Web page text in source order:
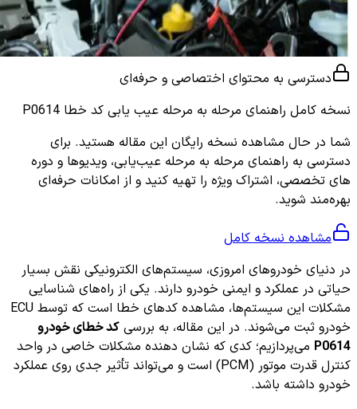
دسترسی به محتوای اختصاصی و حرفه‌ای
نسخه کامل راهنمای مرحله به مرحله عیب یابی کد خطا P0614
شما در حال مشاهده نسخه رایگان این مقاله هستید. برای
دسترسی به راهنمای مرحله به مرحله عیب‌یابی، ویدیوها و دوره
های تخصصی، اشتراک ویژه را تهیه کنید و از امکانات حرفه‌ای
بهره‌مند شوید.
مشاهده نسخه کامل
در دنیای خودروهای امروزی، سیستم‌های الکترونیکی نقش بسیار
حیاتی در عملکرد و ایمنی خودرو دارند. یکی از راه‌های شناسایی
مشکلات این سیستم‌ها، مشاهده کدهای خطا است که توسط ECU
خودرو ثبت می‌شوند. در این مقاله، به بررسی کد خطای خودرو
P0614 می‌پردازیم؛ کدی که نشان دهنده مشکلات خاصی در واحد
کنترل قدرت موتور (PCM) است و می‌تواند تأثیر جدی روی عملکرد
خودرو داشته باشد.